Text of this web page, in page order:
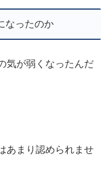
なったのか
気が弱くなったんだ
あまり認められませ